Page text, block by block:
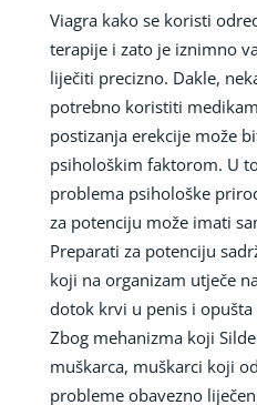
Viagra kako se koristi
terapije i zato je iznimno
liječiti precizno. Dakle,
potrebno koristiti
postizanja erekcije može
psihološkim faktorom. U
problema psihološke
za potenciju može imati
Preparati za potenciju
koji na organizam utječe
dotok krvi u penis i opušta
Zbog mehanizma koji
muškarca, muškarci koji
probleme obavezno